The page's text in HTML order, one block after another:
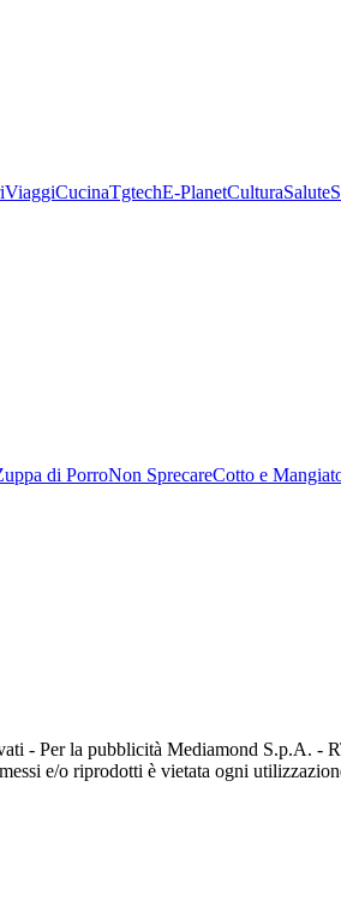
ViaggiCucinaTgtechE-PlanetCulturaSalute
di PorroNon SprecareCotto e
- Per la pubblicità Mediamond S.p.A. -
e/o riprodotti è vietata ogni